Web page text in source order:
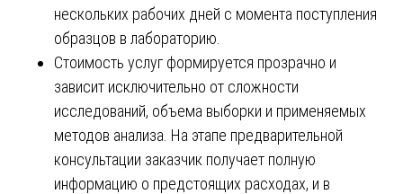
нескольких рабочих дней с момента поступления
образцов в лабораторию.
Стоимость услуг формируется прозрачно и
зависит исключительно от сложности
исследований, объема выборки и применяемых
методов анализа. На этапе предварительной
консультации заказчик получает полную
информацию о предстоящих расходах, и в